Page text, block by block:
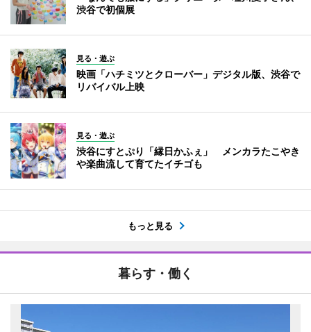
渋谷で初個展
見る・遊ぶ
映画「ハチミツとクローバー」デジタル版、渋谷で
リバイバル上映
見る・遊ぶ
渋谷にすとぷり「縁日かふぇ」 メンカラたこやき
や楽曲流して育てたイチゴも
もっと見る
暮らす・働く